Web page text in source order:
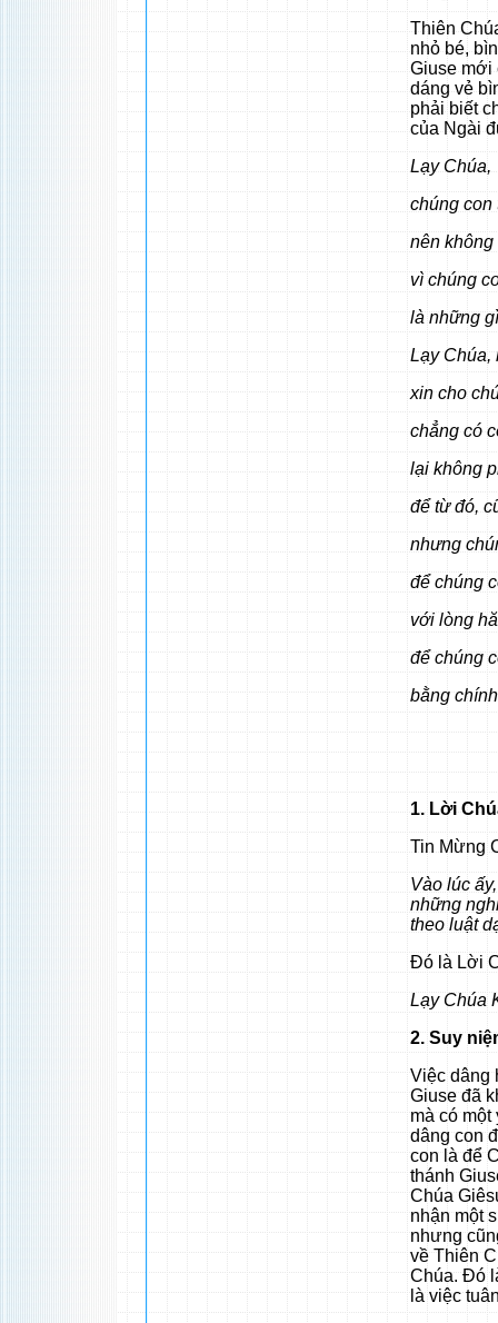
Thiên
nhỏ bé,
Giuse mới
dáng vẻ
phải biết
của Ngài
Lạy Chúa,
chúng con
nên không
vì chúng
là những
Lạy Chúa,
xin cho
chẳng có
lại không
để từ đó,
nhưng
để chúng
với lòng
để chúng
bằng
1. Lời
Tin Mừng
Vào lúc
những
theo luật
Đó là Lời
Lạy Chúa
2. Suy
Việc dâng
Giuse đã
mà có
dâng con
con là để
thánh
Chúa
nhận một
nhưng
về Thiên
Chúa. Đó
là việc